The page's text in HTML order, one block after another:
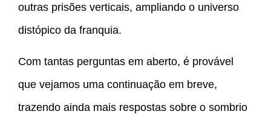
outras prisões verticais, ampliando o universo
distópico da franquia.
Com tantas perguntas em aberto, é provável
que vejamos uma continuação em breve,
trazendo ainda mais respostas sobre o sombrio